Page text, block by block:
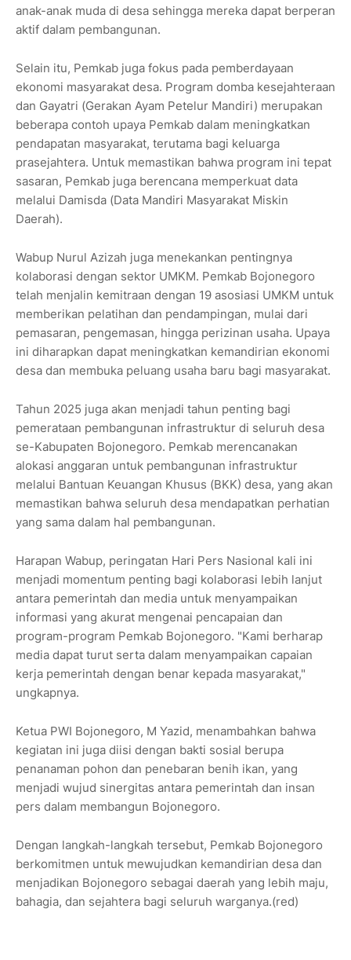
anak-anak muda di desa sehingga mereka dapat berperan
aktif dalam pembangunan.
Selain itu, Pemkab juga fokus pada pemberdayaan
ekonomi masyarakat desa. Program domba kesejahteraan
dan Gayatri (Gerakan Ayam Petelur Mandiri) merupakan
beberapa contoh upaya Pemkab dalam meningkatkan
pendapatan masyarakat, terutama bagi keluarga
prasejahtera. Untuk memastikan bahwa program ini tepat
sasaran, Pemkab juga berencana memperkuat data
melalui Damisda (Data Mandiri Masyarakat Miskin
Daerah).
Wabup Nurul Azizah juga menekankan pentingnya
kolaborasi dengan sektor UMKM. Pemkab Bojonegoro
telah menjalin kemitraan dengan 19 asosiasi UMKM untuk
memberikan pelatihan dan pendampingan, mulai dari
pemasaran, pengemasan, hingga perizinan usaha. Upaya
ini diharapkan dapat meningkatkan kemandirian ekonomi
desa dan membuka peluang usaha baru bagi masyarakat.
Tahun 2025 juga akan menjadi tahun penting bagi
pemerataan pembangunan infrastruktur di seluruh desa
se-Kabupaten Bojonegoro. Pemkab merencanakan
alokasi anggaran untuk pembangunan infrastruktur
melalui Bantuan Keuangan Khusus (BKK) desa, yang akan
memastikan bahwa seluruh desa mendapatkan perhatian
yang sama dalam hal pembangunan.
Harapan Wabup, peringatan Hari Pers Nasional kali ini
menjadi momentum penting bagi kolaborasi lebih lanjut
antara pemerintah dan media untuk menyampaikan
informasi yang akurat mengenai pencapaian dan
program-program Pemkab Bojonegoro. "Kami berharap
media dapat turut serta dalam menyampaikan capaian
kerja pemerintah dengan benar kepada masyarakat,"
ungkapnya.
Ketua PWI Bojonegoro, M Yazid, menambahkan bahwa
kegiatan ini juga diisi dengan bakti sosial berupa
penanaman pohon dan penebaran benih ikan, yang
menjadi wujud sinergitas antara pemerintah dan insan
pers dalam membangun Bojonegoro.
Dengan langkah-langkah tersebut, Pemkab Bojonegoro
berkomitmen untuk mewujudkan kemandirian desa dan
menjadikan Bojonegoro sebagai daerah yang lebih maju,
bahagia, dan sejahtera bagi seluruh warganya.(red)